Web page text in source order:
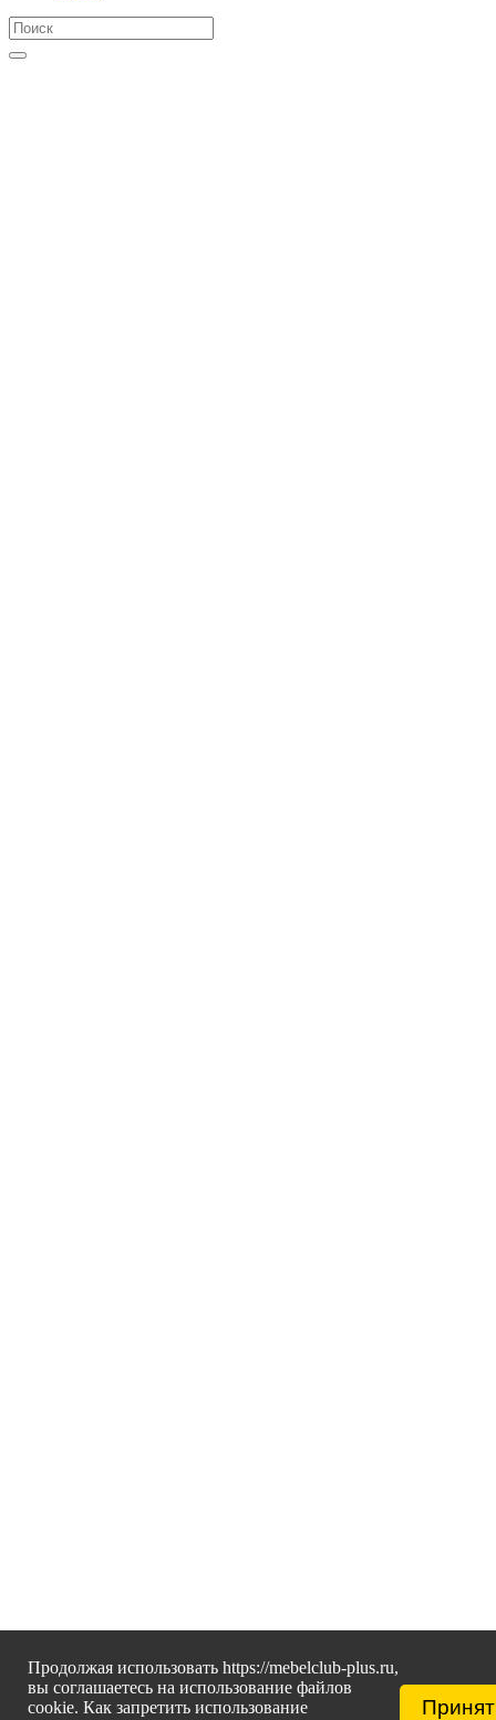
Продолжая использовать https://mebelclub-plus.ru,
вы соглашаетесь на использование файлов
cookie. Как запретить использование